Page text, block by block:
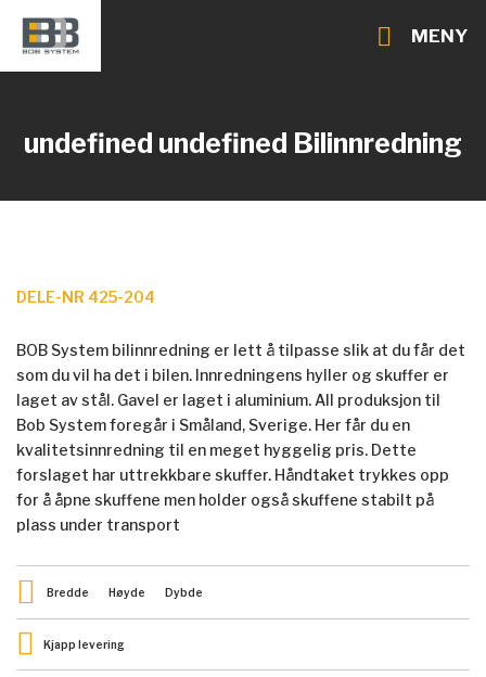
MENY
undefined undefined Bilinnredning
DELE-NR 425-204
BOB System bilinnredning er lett å tilpasse slik at du får det
som du vil ha det i bilen. Innredningens hyller og skuffer er
laget av stål. Gavel er laget i aluminium. All produksjon til
Bob System foregår i Småland, Sverige. Her får du en
kvalitetsinnredning til en meget hyggelig pris. Dette
forslaget har uttrekkbare skuffer. Håndtaket trykkes opp
for å åpne skuffene men holder også skuffene stabilt på
plass under transport
Bredde Høyde Dybde
Kjapp levering